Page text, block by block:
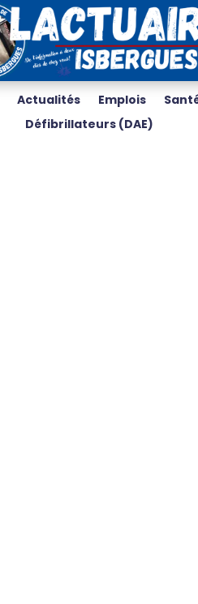
Actualités Emplois
Défibrillateurs (DAE)